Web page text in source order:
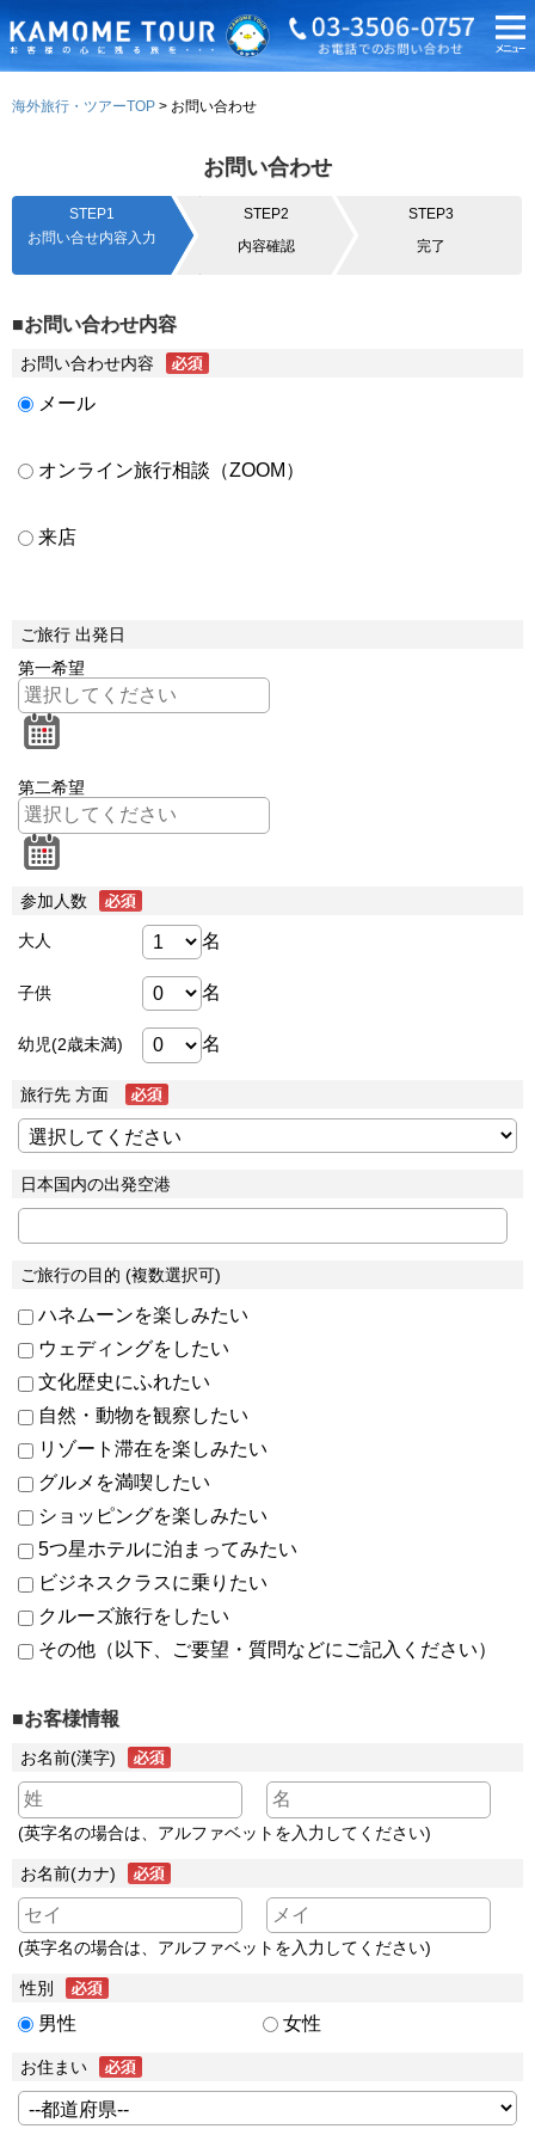
海外旅行・ツアーTOP お問い合わせ
お問い合わせ
STEP1
お問い合せ内容入力
STEP2
内容確認
STEP3
完了
■お問い合わせ内容
お問い合わせ内容
メール
オンライン旅行相談（ZOOM）
来店
ご旅行 出発日
第一希望
第二希望
参加人数
大人 名
子供 名
幼児(2歳未満) 名
旅行先 方面
日本国内の出発空港
ご旅行の目的 (複数選択可)
ハネムーンを楽しみたい
ウェディングをしたい
文化歴史にふれたい
自然・動物を観察したい
リゾート滞在を楽しみたい
グルメを満喫したい
ショッピングを楽しみたい
5つ星ホテルに泊まってみたい
ビジネスクラスに乗りたい
クルーズ旅行をしたい
その他（以下、ご要望・質問などにご記入ください）
■お客様情報
お名前(漢字)
(英字名の場合は、アルファベットを入力してください)
お名前(カナ)
(英字名の場合は、アルファベットを入力してください)
性別
男性 女性
お住まい